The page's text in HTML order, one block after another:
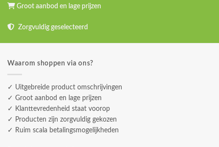
Groot aanbod en lage prijzen
Zorgvuldig geselecteerd
Waarom shoppen via ons?
✓ Uitgebreide product omschrijvingen
✓ Groot aanbod en lage prijzen
✓ Klanttevredenheid staat voorop
✓ Producten zijn zorgvuldig gekozen
✓ Ruim scala betalingsmogelijkheden